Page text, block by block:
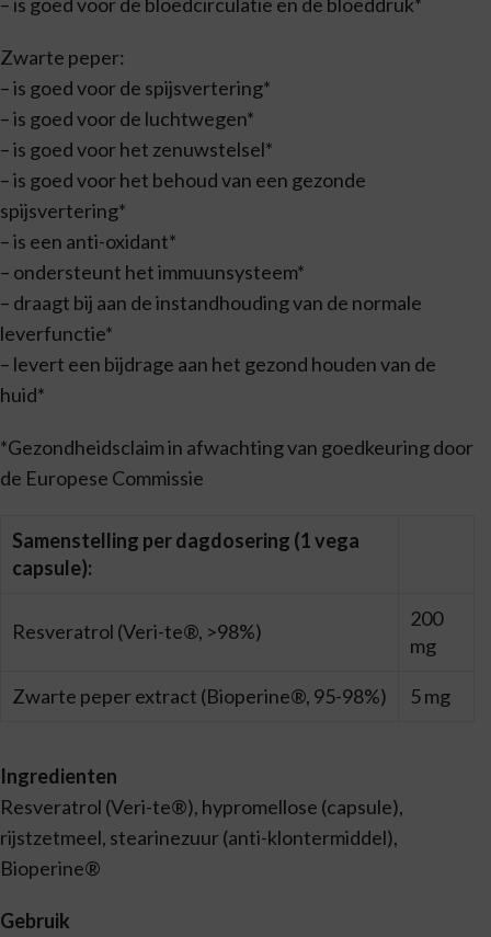
Zwarte peper:
– is goed voor de spijsvertering*
– is goed voor de luchtwegen*
– is goed voor het zenuwstelsel*
– is goed voor het behoud van een gezonde
spijsvertering*
– is een anti-oxidant*
– ondersteunt het immuunsysteem*
– draagt bij aan de instandhouding van de normale
leverfunctie*
– levert een bijdrage aan het gezond houden van de
huid*
*Gezondheidsclaim in afwachting van goedkeuring door
de Europese Commissie
Samenstelling per dagdosering (1 vega
capsule):
Resveratrol (Veri-te®, >98%)
200
mg
Zwarte peper extract (Bioperine®, 95-98%) 5 mg
Ingredienten
Resveratrol (Veri-te®), hypromellose (capsule),
rijstzetmeel, stearinezuur (anti-klontermiddel),
Bioperine®
Gebruik